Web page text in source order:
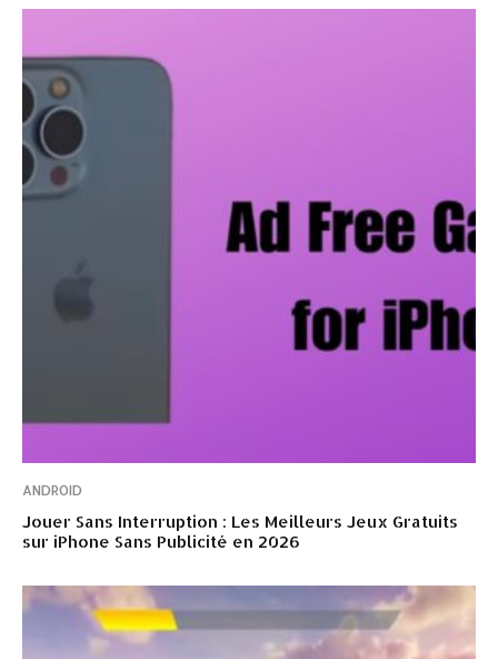
ANDROID
Jouer Sans Interruption : Les Meilleurs Jeux Gratuits
sur iPhone Sans Publicité en 2026